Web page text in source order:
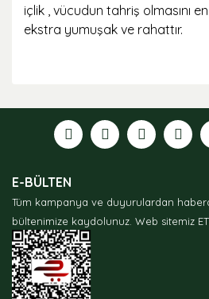
içlik , vücudun tahriş olmasını
ekstra yumuşak ve rahattır.
formunu kullanarak tarafımıza
Görüş ve önerileriniz için teşekkür
Ürün açıklamasında eksik bilgiler
Ürün bilgilerinde hatalar bulunuyor.
Ürün fiyatı diğer sitelerden daha
Bu ürüne benzer farklı alternatifler
E-BÜLTEN
Tüm kampanya ve duyurulardan
bültenimize kaydolunuz. Web sitemiz